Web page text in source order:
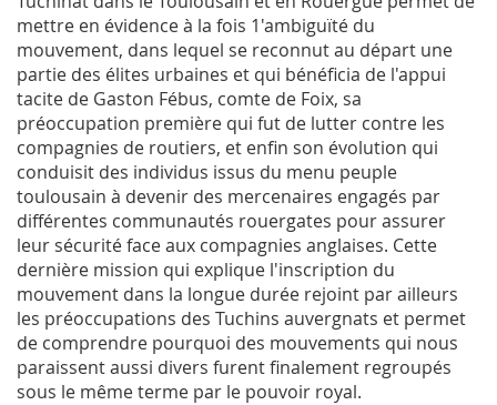
mettre en évidence à la fois 1'ambiguïté du
mouvement, dans lequel se reconnut au départ une
partie des élites urbaines et qui bénéficia de l'appui
tacite de Gaston Fébus, comte de Foix, sa
préoccupation première qui fut de lutter contre les
compagnies de routiers, et enfin son évolution qui
conduisit des individus issus du menu peuple
toulousain à devenir des mercenaires engagés par
différentes communautés rouergates pour assurer
leur sécurité face aux compagnies anglaises. Cette
dernière mission qui explique l'inscription du
mouvement dans la longue durée rejoint par ailleurs
les préoccupations des Tuchins auvergnats et permet
de comprendre pourquoi des mouvements qui nous
paraissent aussi divers furent finalement regroupés
sous le même terme par le pouvoir royal.